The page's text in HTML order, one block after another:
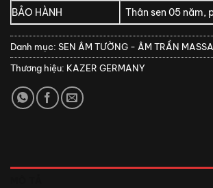
BẢO HÀNH
Thân sen 05 năm,
Danh mục: SEN ÂM TƯỜNG - ÂM TRẦN
Thương hiệu: KAZER GERMANY